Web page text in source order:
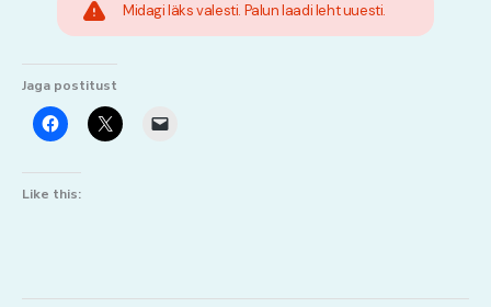
Midagi läks valesti. Palun laadi leht uuesti.
Jaga postitust
Like this: